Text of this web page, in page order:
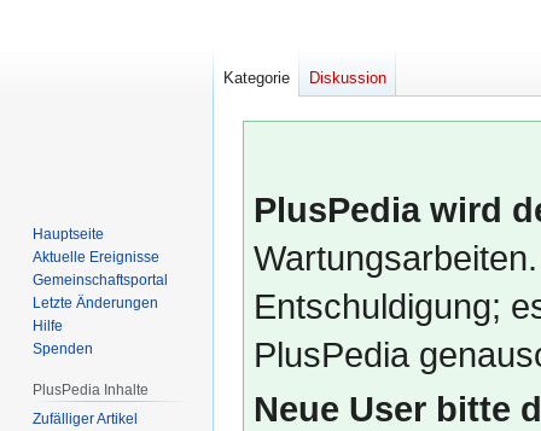
PlusPedia wird
Entschuldigung;
PlusPedia
Neue User bitte
Kategorie Diskussion
Hauptseite
Aktuelle Ereignisse
Gemeinschafts­portal
Letzte Änderungen
Hilfe
Spenden
PlusPedia Inhalte
Zufälliger Artikel